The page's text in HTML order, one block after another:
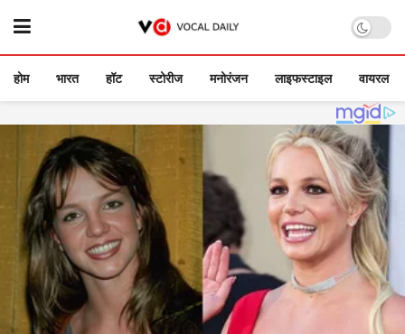
होम भारत हॉट स्टोरीज मनोरंजन लाइफस्टाइल वायरल